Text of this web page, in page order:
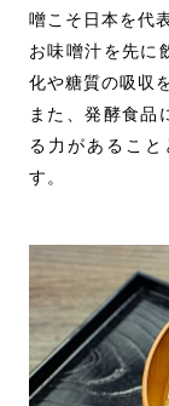
噌こそ日本を代
お味噌汁を先に
化や糖質の吸収
また、発酵食品
る力があるこ
す。